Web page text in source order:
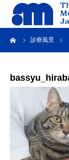
診療風景
Home
service
recruit
contact us